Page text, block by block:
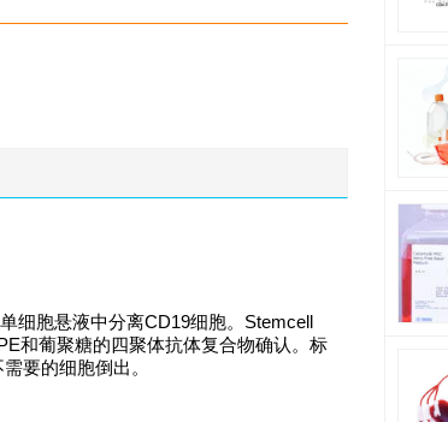
细胞悬液中分离CD19细胞。Stemcell
和葡聚糖的四聚体抗体复合物确认。标
要的细胞倒出。